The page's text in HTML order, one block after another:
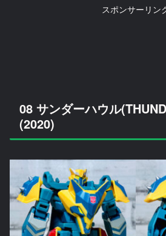
スポンサーリン
08 サンダーハウル
(2020)